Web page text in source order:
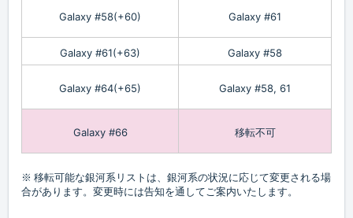
Galaxy #58(+60) Galaxy #61
Galaxy #61(+63) Galaxy #58
Galaxy #64(+65) Galaxy #58, 61
Galaxy #66 移転不可
※ 移転可能な銀河系リストは、銀河系の状況に応じて変更される場
合があります。変更時には告知を通してご案内いたします。